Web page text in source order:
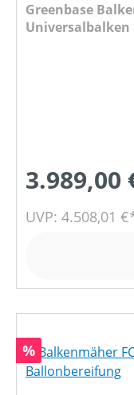
Greenbase
3.989,00
UVP: 4.508,01
Rabatt
%